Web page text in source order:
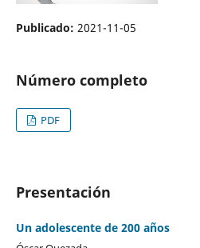
Publicado: 2021-11-05
Número completo
PDF
Presentación
Un adolescente de 200 años